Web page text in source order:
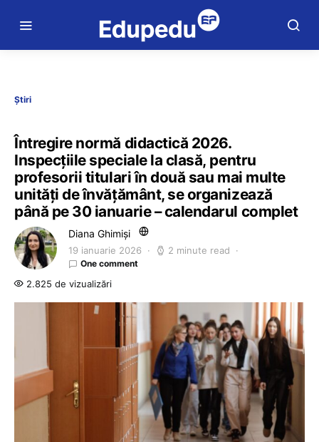
Știri
Întregire normă didactică 2026.
Inspecțiile speciale la clasă, pentru
profesorii titulari în două sau mai multe
unități de învățământ, se organizează
până pe 30 ianuarie – calendarul complet
Diana Ghimiși
19 ianuarie 2026 2 minute read
One comment
2.825 de vizualizări